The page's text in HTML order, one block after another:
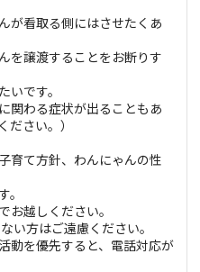
看取る側にはさせたくあ
譲渡することをお断りす
です。
関わる症状が出ることもあ
ださい。）
て方針、わんにゃんの性
越しください。
い方はご遠慮ください。
を優先すると、電話対応が